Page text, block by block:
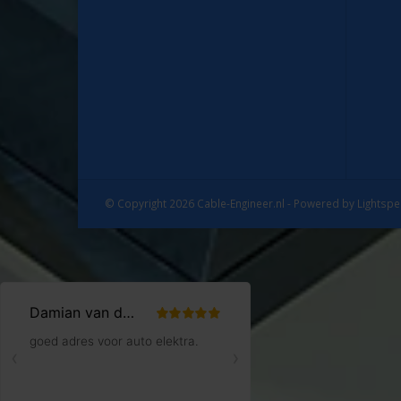
© Copyright 2026 Cable-Engineer.nl - Powered by